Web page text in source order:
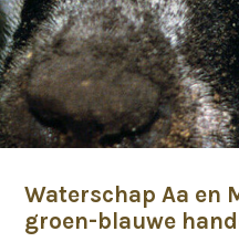
Waterschap Aa en
groen-blauwe